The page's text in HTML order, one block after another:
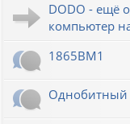
DODO - ещё
компьютер
1865ВМ1
Однобитный